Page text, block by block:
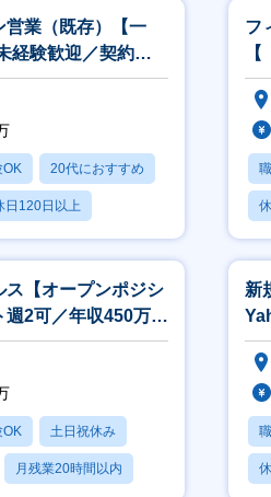
営業（既存）【一
経験歓迎／契約社
可】
OK 20代におすすめ
日120日以上
フ
「
可
ス【オープンポジシ
週2可／年収450万～
OK 土日祝休み
月残業20時間以内
新
約